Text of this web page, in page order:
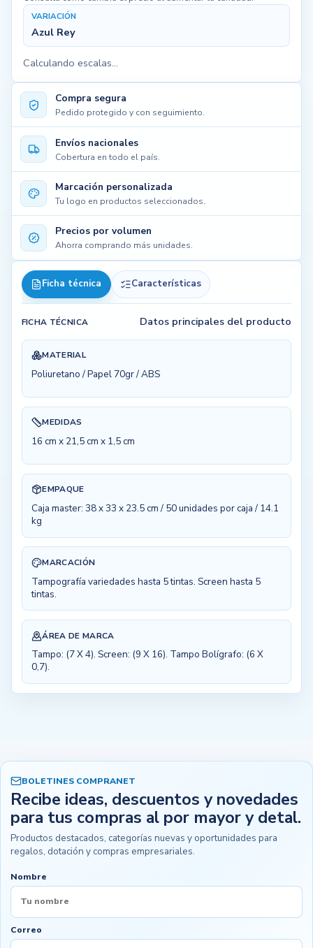
Compra segura
Pedido protegido y con seguimiento.
Envíos nacionales
Cobertura en todo el país.
Marcación personalizada
Tu logo en productos seleccionados.
Precios por volumen
Ahorra comprando más unidades.
Ficha técnica Características
FICHA TÉCNICA Datos principales del producto
MATERIAL
Poliuretano / Papel 70gr / ABS
MEDIDAS
16 cm x 21,5 cm x 1,5 cm
EMPAQUE
Caja master: 38 x 33 x 23.5 cm / 50 unidades por caja / 14.1
kg
MARCACIÓN
Tampografía variedades hasta 5 tintas. Screen hasta 5
tintas.
ÁREA DE MARCA
Tampo: (7 X 4). Screen: (9 X 16). Tampo Bolígrafo: (6 X
0,7).
VARIACIÓN
Azul Rey
Calculando escalas...
BOLETINES COMPRANET
Recibe ideas, descuentos y novedades
para tus compras al por mayor y detal.
Productos destacados, categorías nuevas y oportunidades para
regalos, dotación y compras empresariales.
Nombre
Correo